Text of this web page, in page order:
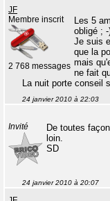
JF
Membre inscrit
2 768 messages
Les 5
obligé ; -
Je suis
que la
mais
ne fait
La nuit porte conseil
24 janvier 2010 à 22:03
Invité
De toutes
loin.
SD
24 janvier 2010 à 20:07